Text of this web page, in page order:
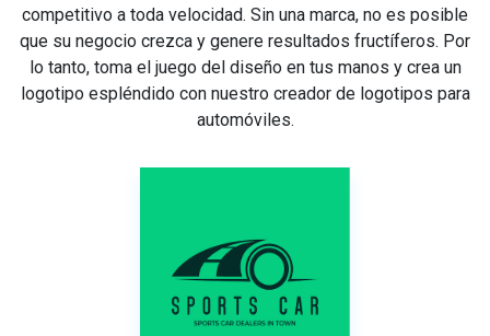
competitivo a toda velocidad. Sin una marca, no es posible
que su negocio crezca y genere resultados fructíferos. Por
lo tanto, toma el juego del diseño en tus manos y crea un
logotipo espléndido con nuestro creador de logotipos para
automóviles.